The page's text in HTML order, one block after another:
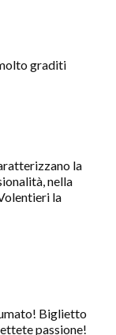
graditi
la
nella
la
Biglietto
passione!